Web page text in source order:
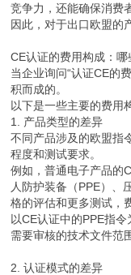
竞争力，还能确保消费
因此，对于出口欧盟的
CE认证的费用构成：哪
当企业询问“认证CE的
积而成的。
以下是一些主要的费用
1. 产品类型的差异
不同产品涉及的欧盟指
程度和测试要求。
例如，普通电子产品的
人防护装备（PPE）、
格的评估和更多测试，
以CE认证中的PPE指
需要审核的技术文件范
2. 认证模式的差异